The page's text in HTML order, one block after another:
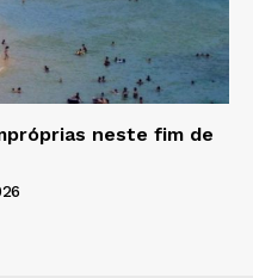
neste fim de